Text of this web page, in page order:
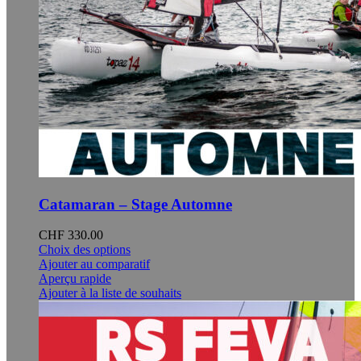
Catamaran – Stage Automne
CHF 330.00
Choix des optionsCe
produit
plusieurs
Les
options
peuvent
Ajouter au comparatif
Aperçu rapide
Ajouter à la liste de souhaits